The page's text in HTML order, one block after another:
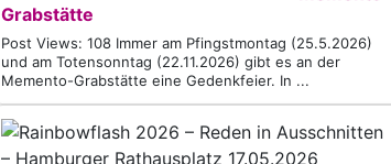
Grabstätte
Post Views: 108 Immer am Pfingstmontag (25.5.2026)
und am Totensonntag (22.11.2026) gibt es an der
Memento-Grabstätte eine Gedenkfeier. In ...